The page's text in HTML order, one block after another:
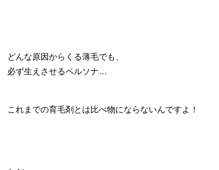
どんな原因からくる薄毛でも、
必ず生えさせるペルソナ…
これまでの育毛剤とは比べ物にならないんですよ！